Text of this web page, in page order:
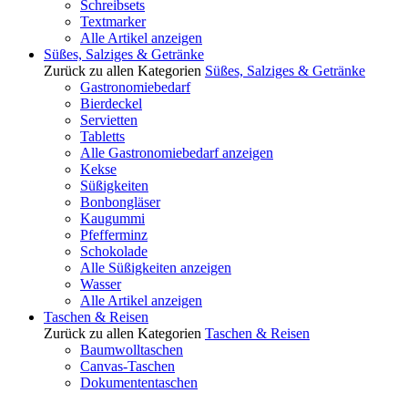
Schreibsets
Textmarker
Alle Artikel anzeigen
Süßes, Salziges & Getränke
Zurück zu allen Kategorien Süßes, Salziges & Getränke
Gastronomiebedarf
Bierdeckel
Servietten
Tabletts
Alle Gastronomiebedarf anzeigen
Kekse
Süßigkeiten
Bonbongläser
Kaugummi
Pfefferminz
Schokolade
Alle Süßigkeiten anzeigen
Wasser
Alle Artikel anzeigen
Taschen & Reisen
Zurück zu allen Kategorien Taschen & Reisen
Baumwolltaschen
Canvas-Taschen
Dokumententaschen